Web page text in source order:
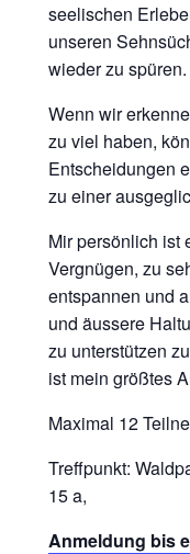
seelischen
unseren
wieder zu spüren.
Wenn wir
zu viel haben,
Entscheidungen
zu einer
Mir persönlich ist
Vergnügen, zu
entspannen und
und äussere
zu unterstützen
ist mein größtes
Maximal 12
Treffpunkt:
15 a,
Anmeldung bis